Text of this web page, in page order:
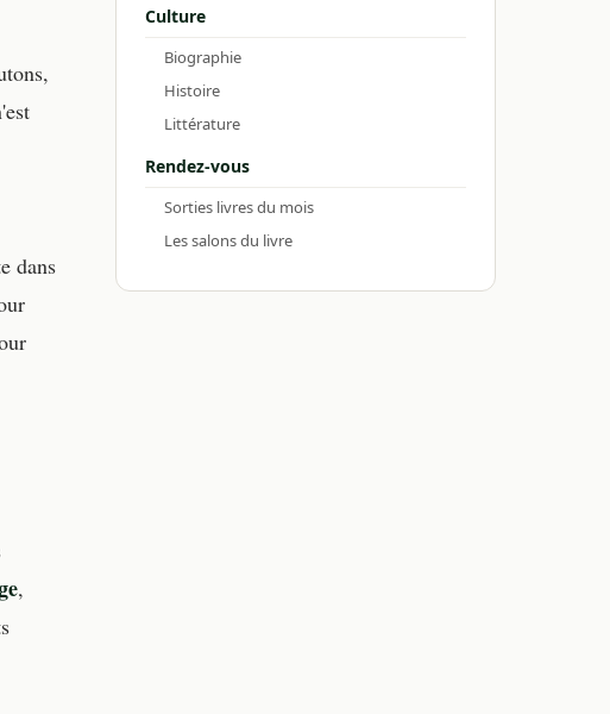
dans
,
Culture
Biographie
Histoire
Littérature
Rendez-vous
Sorties livres du mois
Les salons du livre